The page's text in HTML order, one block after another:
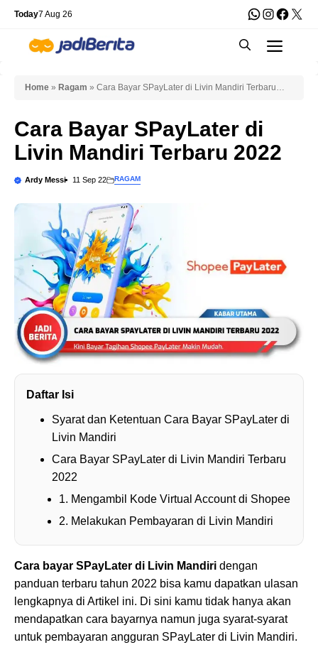
Skip
content
Today7 Aug 26 WhatsApp
X
Home » Ragam » Cara Bayar SPayLater di Livin Mandiri Terbaru
Cara Bayar SPayLater di
Livin Mandiri Terbaru 2022
Ardy Messi 11 Sep 22 RAGAM
Daftar Isi
Syarat dan Ketentuan Cara Bayar SPayLater di
Livin Mandiri
Cara Bayar SPayLater di Livin Mandiri Terbaru
2022
1. Mengambil Kode Virtual Account di Shopee
2. Melakukan Pembayaran di Livin Mandiri
Cara bayar SPayLater di Livin Mandiri dengan
panduan terbaru tahun 2022 bisa kamu dapatkan ulasan
lengkapnya di Artikel ini. Di sini kamu tidak hanya akan
mendapatkan cara bayarnya namun juga syarat-syarat
untuk pembayaran angguran SPayLater di Livin Mandiri.